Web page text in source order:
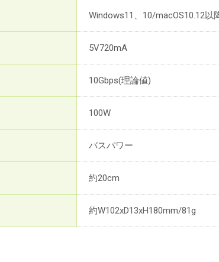
Windows11、10/macOS10.12以
5V720mA
10Gbps(理論値)
100W
バスパワー
約20cm
約W102xD13xH180mm/81g